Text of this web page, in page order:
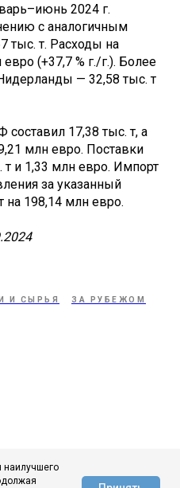
2024 г.
с аналогичным
тыс. т. Расходы на
(+37,7 % г./г.). Более
— 32,58 тыс. т
17,38 тыс. т, а
млн евро. Поставки
и 1,33 млн евро. Импорт
за указанный
на 198,14 млн евро.
И СЫРЬЯ ЗА РУБЕЖОМ